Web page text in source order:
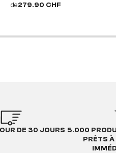
de279.90 CHF
DE 30 JOURS 5.000
PRÊTS